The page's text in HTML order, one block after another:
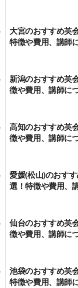
大宮のおすすめ英
特徴や費用、講師
新潟のおすすめ英
徴や費用、講師に
高知のおすすめ英
徴や費用、講師に
愛媛(松山)のおす
選！特徴や費用、
仙台のおすすめ英
徴や費用、講師に
池袋のおすすめ英
特徴や費用、講師